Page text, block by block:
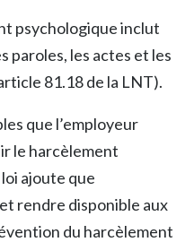
psychologique inclut
paroles, les actes et les
81.18 de la LNT).
que l’employeur
le harcèlement
ajoute que
rendre disponible aux
du harcèlement